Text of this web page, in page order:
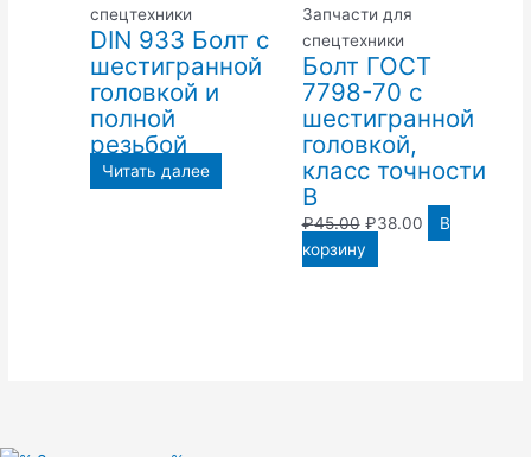
спецтехники
DIN 933 Болт с
шестигранной
головкой и
полной
резьбой
Читать далее
Запчасти для
спецтехники
Болт ГОСТ
7798-70 с
шестигранной
головкой,
класс точности
В
₽45.00
составляла
₽45.00.
₽38.00
В
корзину